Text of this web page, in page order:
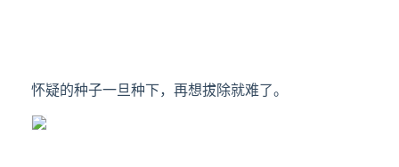
怀疑的种子一旦种下，再想拔除就难了。